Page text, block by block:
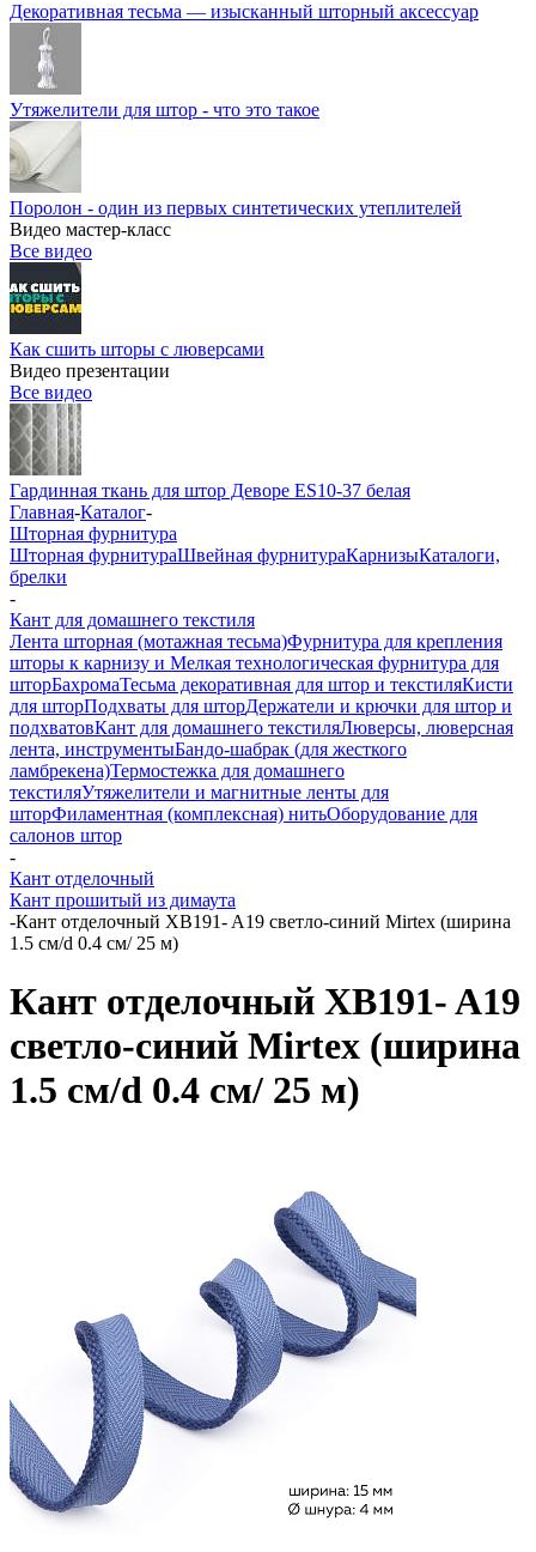
Декоративная тесьма — изысканный шторный аксессуар
Утяжелители для штор - что это такое
Поролон - один из первых синтетических утеплителей
Видео мастер-класс
Все видео
Как сшить шторы с люверсами
Видео презентации
Все видео
Гардинная ткань для штор Деворе ES10-37 белая
Главная-Каталог-
Шторная фурнитура
Шторная фурнитураШвейная фурнитураКарнизыКаталоги,
брелки
-
Кант для домашнего текстиля
Лента шторная (мотажная тесьма)Фурнитура для крепления
шторы к карнизу и Мелкая технологическая фурнитура для
шторБахромаТесьма декоративная для штор и текстиляКисти
для шторПодхваты для шторДержатели и крючки для штор и
подхватовКант для домашнего текстиляЛюверсы, люверсная
лента, инструментыБандо-шабрак (для жесткого
ламбрекена)Термостежка для домашнего
текстиляУтяжелители и магнитные ленты для
шторФиламентная (комплексная) нитьОборудование для
салонов штор
-
Кант отделочный
Кант прошитый из димаута
-Кант отделочный XB191- A19 светло-синий Mirtex (ширина
1.5 см/d 0.4 см/ 25 м)
Кант отделочный XB191- A19
светло-синий Mirtex (ширина
1.5 см/d 0.4 см/ 25 м)